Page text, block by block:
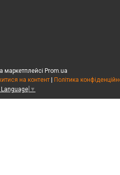
маркетплейсі Prom.ua
на контент | Політика
▼